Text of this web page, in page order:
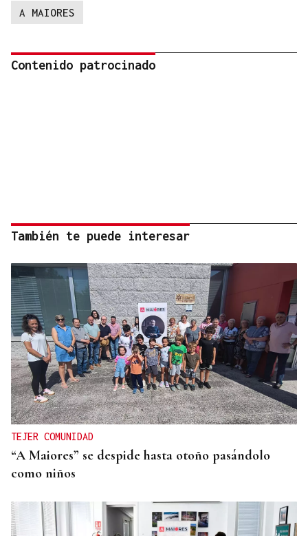
A MAIORES
Contenido patrocinado
También te puede interesar
TEJER COMUNIDAD
“A Maiores” se despide hasta otoño pasándolo
como niños